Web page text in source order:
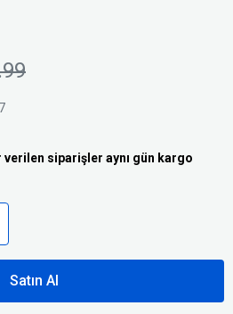
verilen siparişler aynı gün kargo
Satın Al